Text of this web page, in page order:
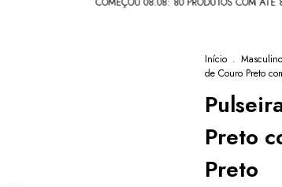
Início . Masculino
de Couro Preto
Preto
Preto